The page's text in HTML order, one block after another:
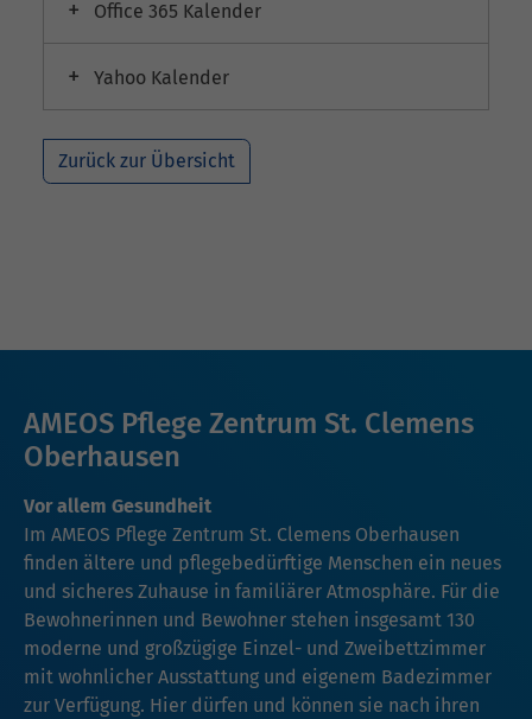
Office 365 Kalender
Yahoo Kalender
Zurück zur Übersicht
AMEOS Pflege Zentrum St. Clemens
Oberhausen
Vor allem Gesundheit
Im AMEOS Pflege Zentrum St. Clemens Oberhausen
finden ältere und pflegebedürftige Menschen ein neues
und sicheres Zuhause in familiärer Atmosphäre. Für die
Bewohnerinnen und Bewohner stehen insgesamt 130
moderne und großzügige Einzel- und Zweibettzimmer
mit wohnlicher Ausstattung und eigenem Badezimmer
zur Verfügung. Hier dürfen und können sie nach ihren